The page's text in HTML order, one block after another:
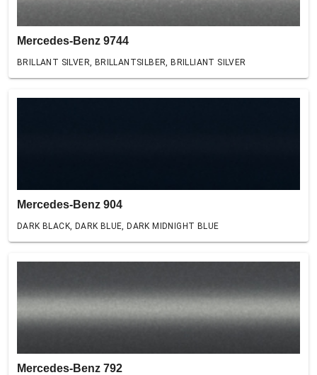
Mercedes-Benz 9744
BRILLANT SILVER, BRILLANTSILBER, BRILLIANT SILVER
Mercedes-Benz 904
DARK BLACK, DARK BLUE, DARK MIDNIGHT BLUE
Mercedes-Benz 792